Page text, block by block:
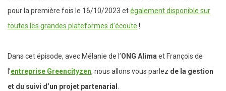
pour la première fois le 16/10/2023 etégalement disponible sur
toutes les grandes plateformes d’écoute !
Dans cet épisode, avec Mélanie de l’ONG Alima et François de
l’entreprise Greencityzen, nous allons vous parlez de la gestion
et du suivi d’un projet partenarial